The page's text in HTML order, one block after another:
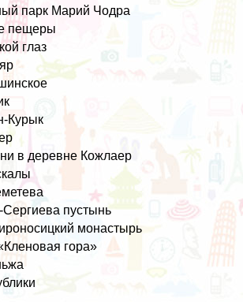
парк Марий Чодра
пещеры
глаз
Курык
в деревне Кожлаер
Сергиева пустынь
монастырь
гора»